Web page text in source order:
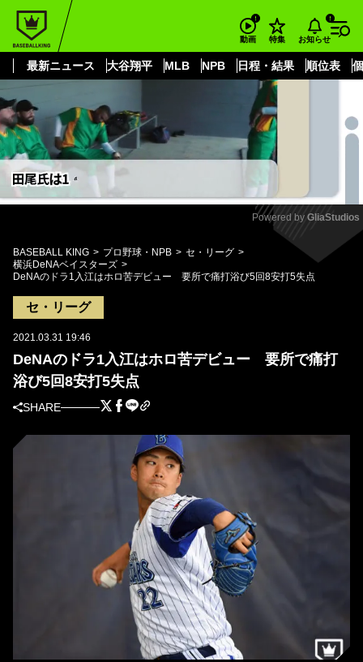
動画 特集 お知らせ
最新ニュース 大谷翔平 MLB NPB 日程・結果 順位表
もっと見る
Mute
Powered by GliaStudios
BASEBALL KING プロ野球・NPB
セ・リーグ
横浜DeNAベイスターズ
DeNAのドラ1入江はホロ苦デビュー 要所で痛打浴び5回8安打5失点
セ・リーグ
2021.03.31 19:46
DeNAのドラ1入江はホロ苦デビュー 要所で痛打
浴び5回8安打5失点
SHARE